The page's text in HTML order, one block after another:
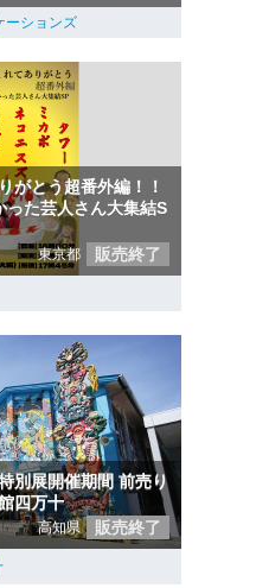
ーションズ
がとう超番外編！！
った芸人さん大集結S
東京都 販売終了
別展開催期間 前売り
四万十
高知県 販売終了